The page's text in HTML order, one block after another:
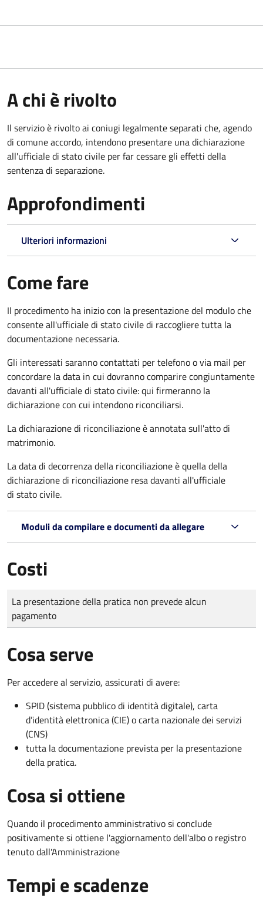
A chi è rivolto
Il servizio è rivolto ai coniugi legalmente separati che, agendo
di comune accordo, intendono presentare una dichiarazione
all'ufficiale di stato civile per far cessare gli effetti della
sentenza di separazione.
Approfondimenti
Ulteriori informazioni
Come fare
Il procedimento ha inizio con la presentazione del modulo che
consente all'ufficiale di stato civile di raccogliere tutta la
documentazione necessaria.
Gli interessati saranno contattati per telefono o via mail per
concordare la data in cui dovranno comparire congiuntamente
davanti all'ufficiale di stato civile: qui firmeranno la
dichiarazione con cui intendono riconciliarsi.
La dichiarazione di riconciliazione è annotata sull'atto di
matrimonio.
La data di decorrenza della riconciliazione è quella della
dichiarazione di riconciliazione resa davanti all'ufficiale
di stato civile.
Moduli da compilare e documenti da allegare
Costi
Tipo di pagamento
Importo
La presentazione della pratica non prevede alcun
pagamento
Cosa serve
Per accedere al servizio, assicurati di avere:
SPID (sistema pubblico di identità digitale), carta
d’identità elettronica (CIE) o carta nazionale dei servizi
(CNS)
tutta la documentazione prevista per la presentazione
della pratica.
Cosa si ottiene
Quando il procedimento amministrativo si conclude
positivamente si ottiene l'aggiornamento dell'albo o registro
tenuto dall'Amministrazione
Tempi e scadenze